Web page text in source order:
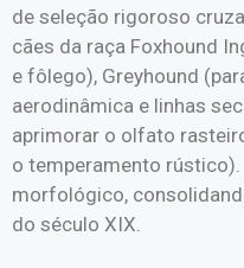
de seleção rigoroso
cães da raça Foxhound
e fôlego), Greyhound
aerodinâmica e linhas
aprimorar o olfato
o temperamento
morfológico,
do século XIX.